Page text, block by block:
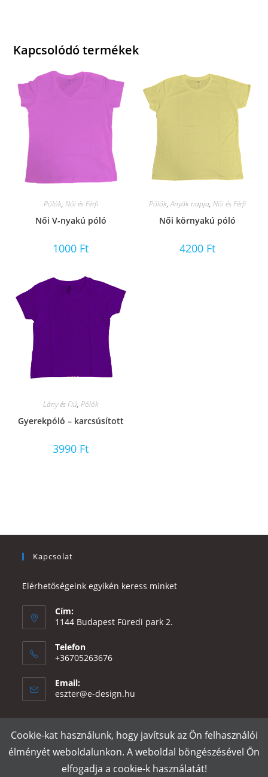
Kapcsolódó termékek
Pólók, Női és Férfi
Női V-nyakú póló
1000 Ft
Pólók,Anyák napja, Női és Férfi
Női környakú póló
4200 Ft
Lány és Fiú, Pólók
Gyerekpóló – karcsúsított
3990 Ft
Kapcsolat
Elérhetőségeink egyikén keress minket
Cím:
1144 Budapest Füredi park 2.
Telefon
+36705263676
Email:
eszter@e-design.hu
Rólunk Szállítás és fizetés Adatvédelmi tájékoztató
ÁSZF
Póló nyomtatás
Cookie-kat használunk, hogy javítsuk az Ön felhasználói
élményét weboldalunkon. A weboldal böngészésével Ön
elfogadja a cookie-k használatát!